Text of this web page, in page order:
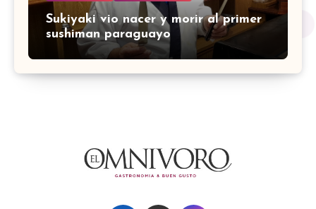
Sukiyaki vio nacer y morir al primer
sushiman paraguayo